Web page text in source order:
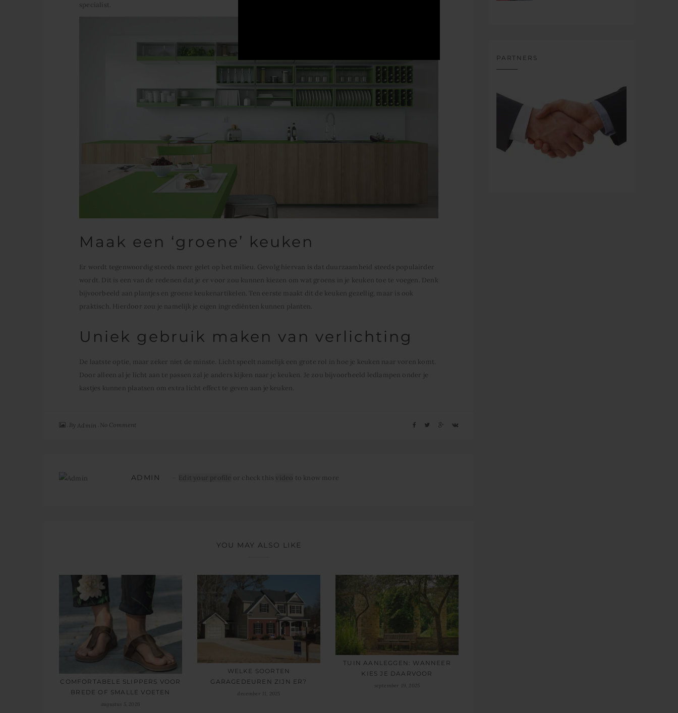
specialist.
Maak een ‘groene’ keuken
Er wordt tegenwoordig steeds meer gelet op het milieu. Gevolg hiervan is dat duurzaamheid steeds populairder
wordt. Dit is een van de redenen dat je er voor zou kunnen kiezen om wat groens in je keuken toe te voegen. Denk
bijvoorbeeld aan plantjes en groene keukenartikelen. Ten eerste maakt dit de keuken gezellig, maar is ook
praktisch. Hierdoor zou je namelijk je eigen ingrediënten kunnen planten.
Uniek gebruik maken van verlichting
De laatste optie, maar zeker niet de minste. Licht speelt namelijk een grote rol in hoe je keuken naar voren komt.
Door alleen al je licht aan te passen zal je anders kijken naar je keuken. Je zou bijvoorbeeld ledlampen onder je
kastjes kunnen plaatsen om extra licht effect te geven aan je keuken.
By Admin No Comment
ADMIN Edit your profile or check this video to know more
YOU MAY ALSO LIKE
COMFORTABELE SLIPPERS VOOR
BREDE OF SMALLE VOETEN
augustus 5, 2026
WELKE SOORTEN
GARAGEDEUREN ZIJN ER?
december 11, 2025
TUIN AANLEGGEN: WANNEER
KIES JE DAARVOOR
september 19, 2025
PARTNERS